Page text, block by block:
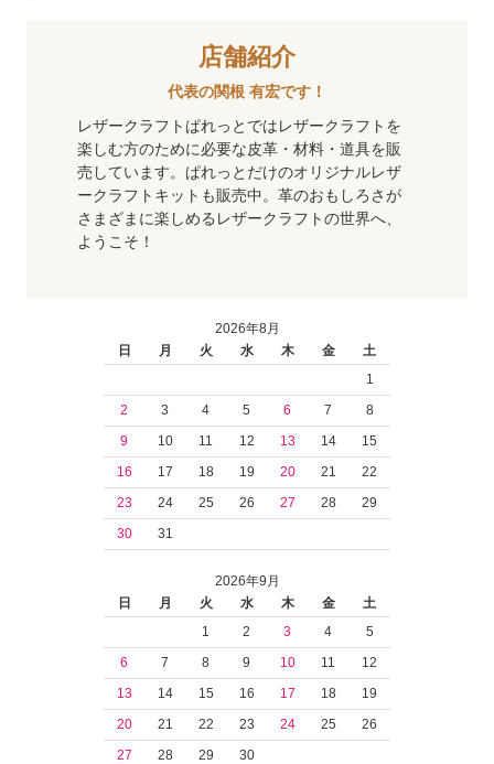
店舗紹介
代表の関根 有宏です！
レザークラフトぱれっとではレザークラフトを
楽しむ方のために必要な皮革・材料・道具を販
売しています。ぱれっとだけのオリジナルレザ
ークラフトキットも販売中。革のおもしろさが
さまざまに楽しめるレザークラフトの世界へ、
ようこそ！
2026年8月
日
月 火 水 木 金
土
1
2
3 4 5 6 7
8
9
10 11 12 13 14
15
16
17 18 19 20 21
22
23
24 25 26 27 28
29
30
31
2026年9月
日
月 火 水 木 金
土
1
2 3 4
5
6
7 8 9 10 11
12
13
14 15 16 17 18
19
20
21 22 23 24 25
26
27
28 29 30